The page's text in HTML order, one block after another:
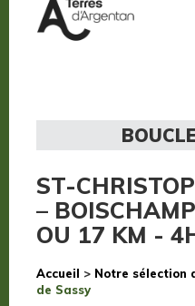
ST-
–
OU 17 KM -
Accueil > Notre sélection
de Sassy